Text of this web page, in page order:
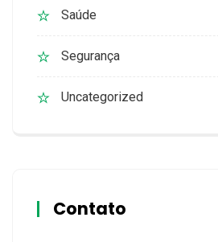
Saúde
Segurança
Uncategorized
Contato